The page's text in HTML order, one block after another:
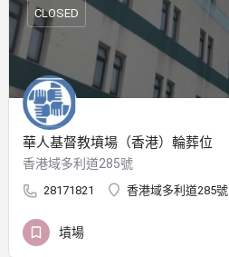
華人基督教墳場（香港）輪葬位
香港域多利道285號
28171821 香港域多利道285號
CLOSED
墳場